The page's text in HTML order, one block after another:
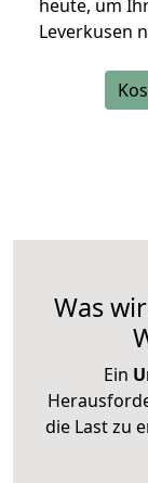
heute, um
Leverkusen
Was
Ein
die Last zu